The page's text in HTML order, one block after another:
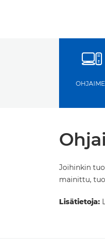
Joihinkin
mainittu,
Lisätietoja: